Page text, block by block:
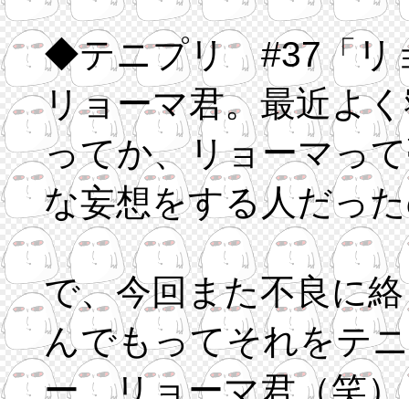
◆テニプリ #37「リ
リョーマ君。最近よ
ってか、リョーマっ
な妄想をする人だっ
で、今回また不良に
んでもってそれをテ
ー、リョーマ君（笑）